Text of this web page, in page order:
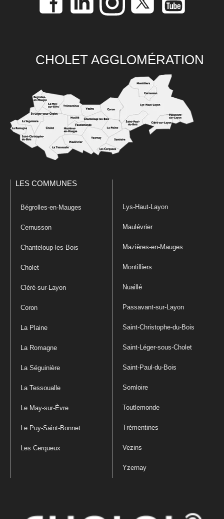
CHOLET AGGLOMÉRATION
LES COMMUNES
Bégrolles-en-Mauges
Cernusson
Chanteloup-les-Bois
Cholet
Cléré-sur-Layon
Coron
La Plaine
La Romagne
La Séguinière
La Tessoualle
Le May-sur-Èvre
Le Puy-Saint-Bonnet
Les Cerqueux
Lys-Haut-Layon
Maulévrier
Mazières-en-Mauges
Montilliers
Nuaillé
Passavant-sur-Layon
Saint-Christophe-du-Bois
Saint-Léger-sous-Cholet
Saint-Paul-du-Bois
Somloire
Toutlemonde
Trémentines
Vezins
Yzernay